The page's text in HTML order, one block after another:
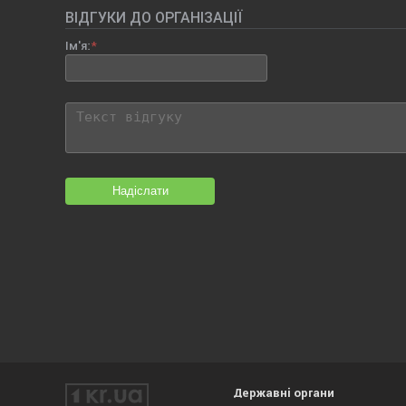
ВІДГУКИ ДО ОРГАНІЗАЦІЇ
Ім'я:
Надіслати
Державні органи